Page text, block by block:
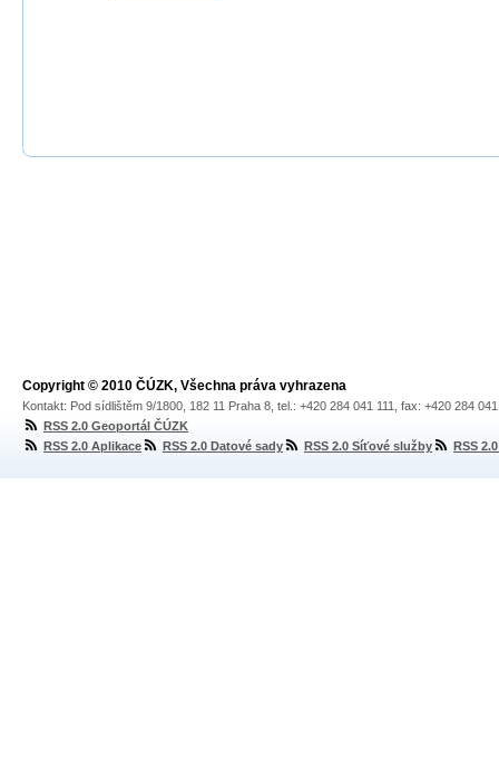
Copyright © 2010 ČÚZK, Všechna práva vyhrazena
Kontakt: Pod sídlištěm 9/1800, 182 11 Praha 8, tel.: +420 284 041 111, fax: +420 284
RSS 2.0 Geoportál ČÚZK
RSS 2.0 Aplikace
RSS 2.0 Datové sady RSS 2.0 Síťové služby RSS